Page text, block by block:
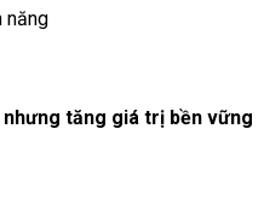
năng
tăng giá trị bền vững